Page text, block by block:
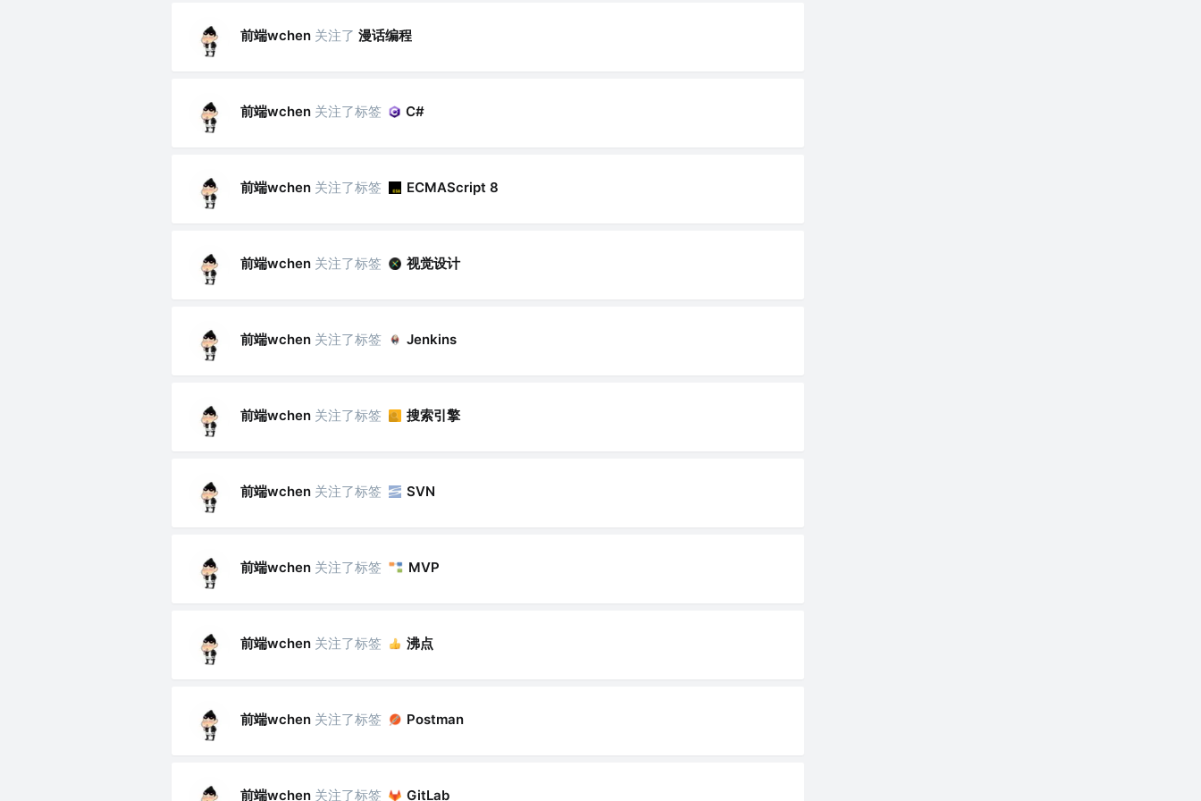
前端wchen 关注了 漫话编程
前端wchen 关注了标签 C#
前端wchen 关注了标签 ECMAScript 8
前端wchen 关注了标签 视觉设计
前端wchen 关注了标签 Jenkins
前端wchen 关注了标签 搜索引擎
前端wchen 关注了标签 SVN
前端wchen 关注了标签 MVP
前端wchen 关注了标签 沸点
前端wchen 关注了标签 Postman
前端wchen 关注了标签 GitLab